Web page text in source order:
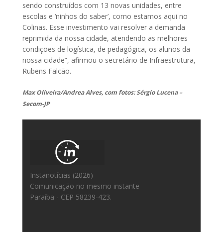
sendo construídos com 13 novas unidades, entre
escolas e ‘ninhos do saber’, como estamos aqui no
Colinas. Esse investimento vai resolver a demanda
reprimida da nossa cidade, atendendo as melhores
condições de logística, de pedagógica, os alunos da
nossa cidade”, afirmou o secretário de Infraestrutura,
Rubens Falcão.
Max Oliveira/Andrea Alves, com fotos: Sérgio Lucena –
Secom-JP
Instanotícias (2026)
Comunicação no mesmo instante
Paraíba - CEP 58239-423.